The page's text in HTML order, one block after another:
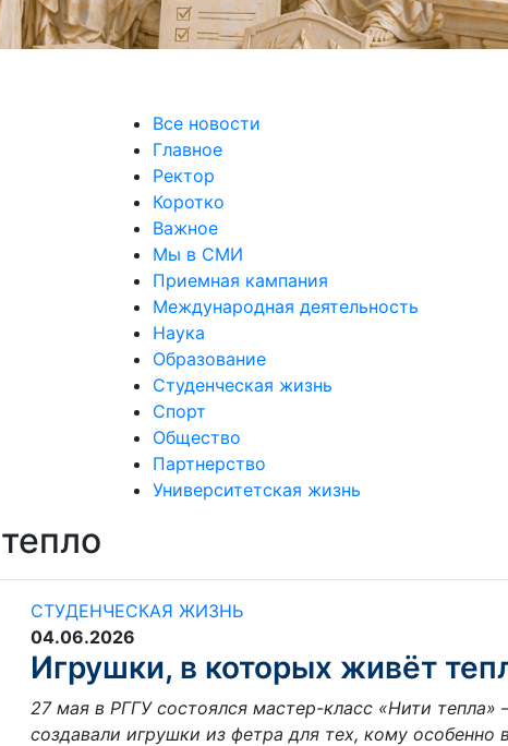
Все новости
Главное
Ректор
Коротко
Важное
Мы в СМИ
Приемная кампания
Международная деятельность
Наука
Образование
Студенческая жизнь
Спорт
Общество
Партнерство
Университетская жизнь
СТУДЕНЧЕСКАЯ ЖИЗНЬ
04.06.2026
Игрушки, в которых живёт
27 мая в РГГУ состоялся мастер-класс «Нити
создавали игрушки из фетра для тех, кому